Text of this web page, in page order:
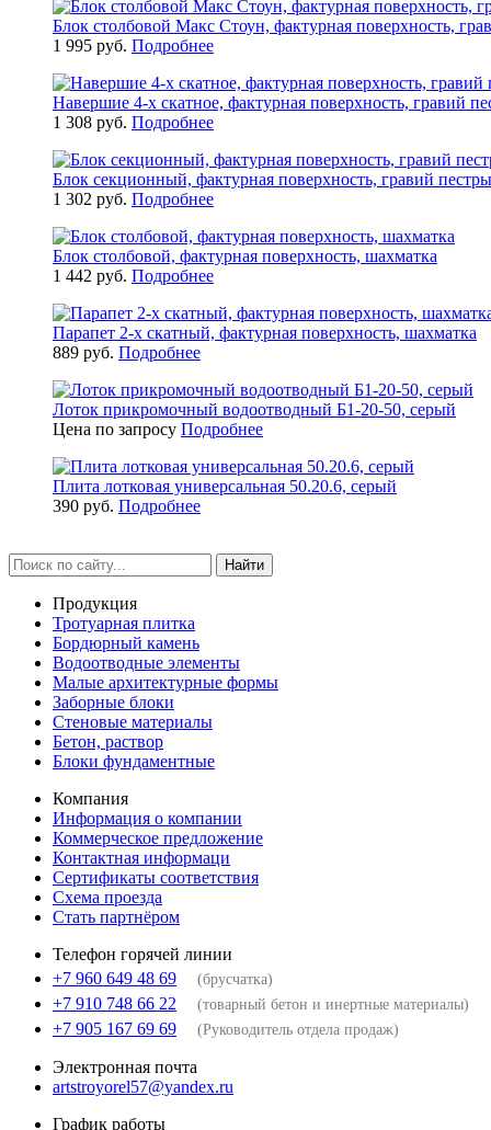
Блок столбовой Макс Стоун, фактурная поверхность,
1 995 руб. Подробнее
Навершие 4-x скатное, фактурная поверхность, гравий
1 308 руб. Подробнее
Блок секционный, фактурная поверхность, гравий
1 302 руб. Подробнее
Блок столбовой, фактурная поверхность, шахматка
1 442 руб. Подробнее
Парапет 2-х скатный, фактурная поверхность, шахматка
889 руб. Подробнее
Лоток прикромочный водоотводный Б1-20-50, серый
Цена по запросу Подробнее
Плита лотковая универсальная 50.20.6, серый
390 руб. Подробнее
Найти
Продукция
Тротуарная плитка
Бордюрный камень
Водоотводные элементы
Малые архитектурные формы
Заборные блоки
Стеновые материалы
Бетон, раствор
Блоки фундаментные
Компания
Информация о компании
Коммерческое предложение
Контактная информаци
Сертификаты соответствия
Схема проезда
Стать партнёром
Телефон горячей линии
+7 960 649 48 69
(брусчатка)
+7 910 748 66 22 (товарный бетон и инертные материалы)
+7 905 167 69 69 (Руководитель отдела продаж)
Электронная почта
artstroyorel57@yandex.ru
График работы